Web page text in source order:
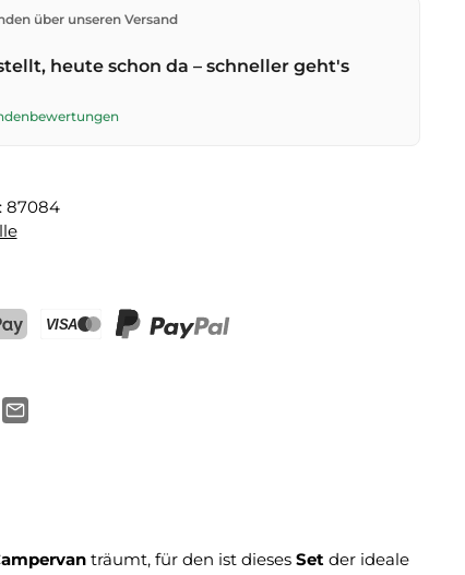
aus unserem Lager in Kriens. Ab
Bestellungen bis
Tag versendet – Zustellung am
Schweizerischen Post.
über unseren Versand
heute schon da – schneller geht's
87084
träumt, für den ist dieses Set der ideale